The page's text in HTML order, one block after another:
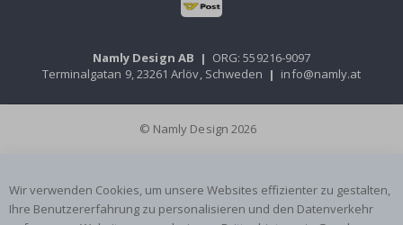
Namly Design AB | ORG: 559216-9097
Terminalgatan 9, 23261 Arlöv, Schweden | info@namly.at
© Namly Design 2026
Wir verwenden Cookies, um unsere Websites effizienter zu gestalten,
Ihre Benutzererfahrung zu personalisieren und den Datenverkehr